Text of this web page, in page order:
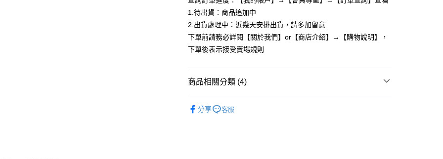
１．簡單：不需註冊會員、不需綁卡、不需儲值。
２．便利：只要手機號碼，簡訊認證，即可結帳。
３．安心：先確認商品／服務後，再付款。
【「AFTEE先享後付」結帳流程】
１．於結帳方式選擇「AFTEE先享後付」後，將跳轉至「AFTEE先享後
／ATM／網路銀行／等多元方式進行付款，方視為交易完成。
先享後付繳納相關費用。
運送方式
全家付款取貨
每筆NT$85，滿NT$799(含以上)免運費
每筆NT$85，滿NT$799(含以上)免運費
每筆NT$85，滿NT$799(含以上)免運費
1.待出貨：商品追加中
2.出貨處理中：近幾天安排出貨，請多加留意
下單前請務必詳閱【關於我們】or【商店介紹】→【購物說明】，
下單後表示接受賣場規則
商品相關分類 (4)
分享 客服